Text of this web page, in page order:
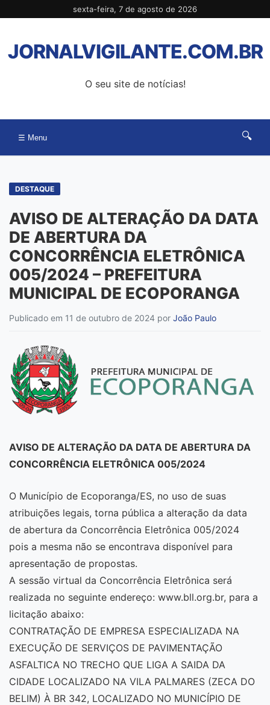
para
conteúdo
sexta-feira, 7 de agosto de 2026
JORNALVIGILANTE.COM.BR
O seu site de notícias!
☰ Menu 🔍
DESTAQUE
AVISO DE ALTERAÇÃO DA DATA
DE ABERTURA DA
CONCORRÊNCIA ELETRÔNICA
005/2024 – PREFEITURA
MUNICIPAL DE ECOPORANGA
Publicado em 11 de outubro de 2024 por João Paulo
AVISO DE ALTERAÇÃO DA DATA DE ABERTURA DA
CONCORRÊNCIA ELETRÔNICA 005/2024
O Município de Ecoporanga/ES, no uso de suas
atribuições legais, torna pública a alteração da data
de abertura da Concorrência Eletrônica 005/2024
pois a mesma não se encontrava disponível para
apresentação de propostas.
A sessão virtual da Concorrência Eletrônica será
realizada no seguinte endereço: www.bll.org.br, para a
licitação abaixo:
CONTRATAÇÃO DE EMPRESA ESPECIALIZADA NA
EXECUÇÃO DE SERVIÇOS DE PAVIMENTAÇÃO
ASFALTICA NO TRECHO QUE LIGA A SAIDA DA
CIDADE LOCALIZADO NA VILA PALMARES (ZECA DO
BELIM) À BR 342, LOCALIZADO NO MUNICÍPIO DE